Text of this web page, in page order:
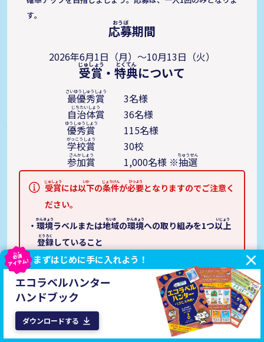
まずはじめに手に入れよう！
エコラベルハンター
ハンドブック
ダウンロードする
必須
アイテム!
す。
応募期間
2026年6月1日（月）〜10月13日（火）
受賞 ・ 特典について
最優秀賞
3名様
自治体賞
36名様
優秀賞
115名様
学校賞
30校
参加賞
1,000名様 ※抽選
受賞には以下の条件が必要となりますのでご注意く
ださい。
環境ラベルまたは地域の環境への取り組みを1つ以上
登録していること
探偵向けアンケート・保護者向けアンケートに全問回
レポートを書いていること
お問い合わせ先
みんなで減CO2 プロジェクト事務局